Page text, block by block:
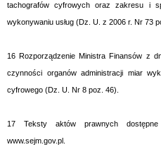
tachografów cyfrowych oraz zakresu i
wykonywaniu usług (Dz. U. z 2006 r. Nr 73
16 Rozporządzenie Ministra Finansów z
czynności organów administracji miar
cyfrowego (Dz. U. Nr 8 poz. 46).
17 Teksty aktów prawnych
www.sejm.gov.pl .